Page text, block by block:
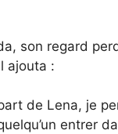
son regard
ajouta :
de Lena, je
entrer